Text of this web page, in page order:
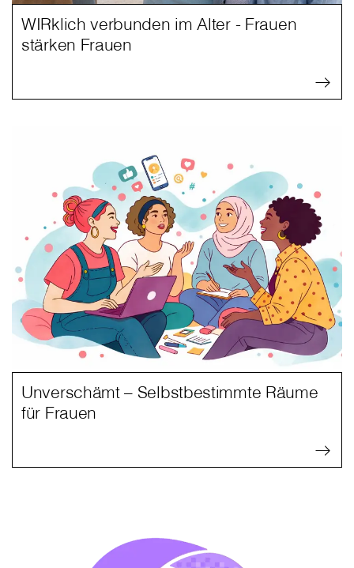
WIRklich verbunden im Alter - Frauen
stärken Frauen
Unverschämt – Selbstbestimmte Räume
für Frauen